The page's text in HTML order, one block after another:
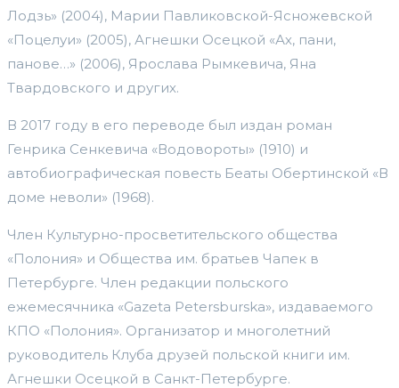
Лодзь» (2004), Марии Павликовской-Ясножевской
«Поцелуи» (2005), Агнешки Осецкой «Ах, пани,
панове…» (2006), Ярослава Рымкевича, Яна
Твардовского и других.
В 2017 году в его переводе был издан роман
Генрика Сенкевича «Водовороты» (1910) и
автобиографическая повесть Беаты Обертинской «В
доме неволи» (1968).
Член Культурно-просветительского общества
«Полония» и Общества им. братьев Чапек в
Петербурге. Член редакции польского
ежемесячника «Gazeta Petersburska», издаваемого
КПО «Полония». Организатор и многолетний
руководитель Клуба друзей польской книги им.
Агнешки Осецкой в Санкт-Петербурге.